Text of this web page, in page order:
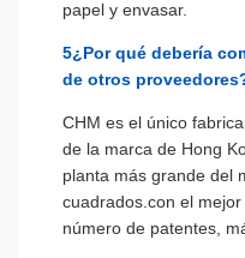
papel y envasar.
5¿Por qué debería
de otros
CHM es el único
de la marca de Hong
planta más grande del
cuadrados.con el
número de patentes,